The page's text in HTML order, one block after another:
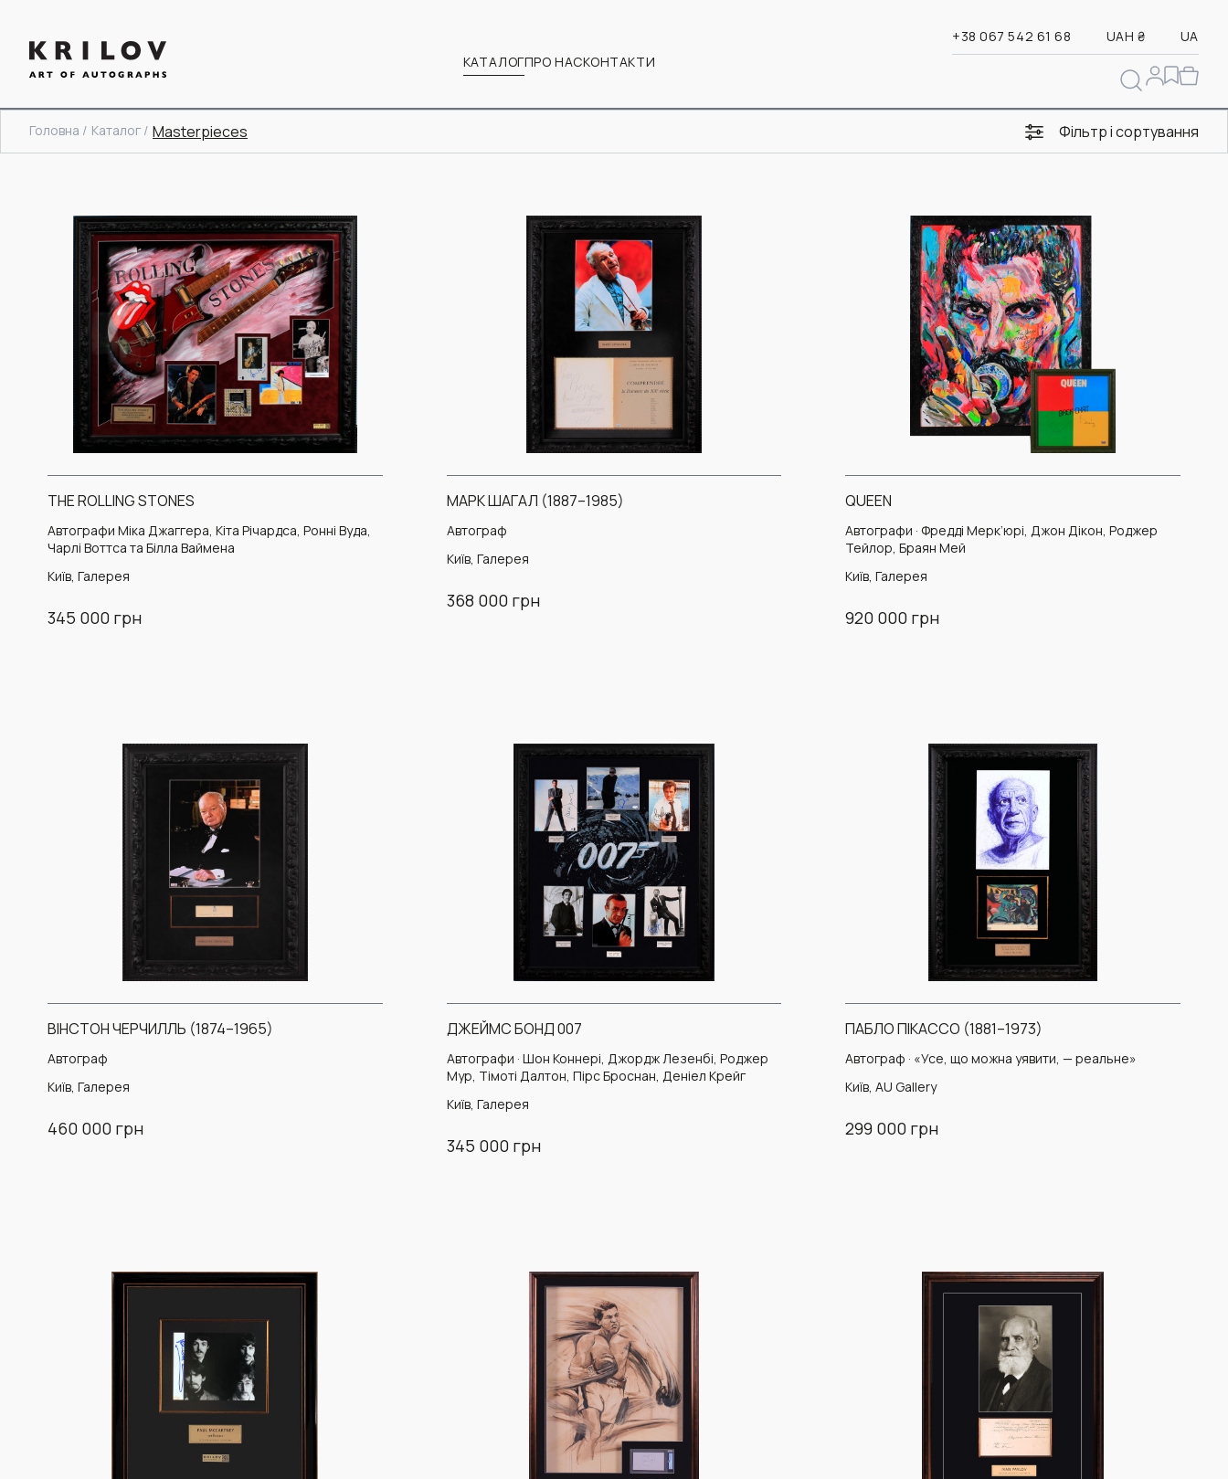
КАТАЛОГПРО НАСКОНТАКТИ
+38 067 542 61 68 UAH ₴ UA
Головна / Каталог / Masterpieces Фільтр і сортування
THE ROLLING STONES
Автографи Міка Джаггера, Кіта Річардса, Ронні Вуда,
Чарлі Воттса та Білла Ваймена
Київ, Галерея
345 000 грн
МАРК ШАГАЛ (1887–1985)
Автограф
Київ, Галерея
368 000 грн
QUEEN
Автографи · Фредді Мерк’юрі, Джон Дікон, Роджер
Тейлор, Браян Мей
Київ, Галерея
920 000 грн
ВІНСТОН ЧЕРЧИЛЛЬ (1874–1965)
Автограф
Київ, Галерея
460 000 грн
ДЖЕЙМС БОНД 007
Автографи · Шон Коннері, Джордж Лезенбі, Роджер
Мур, Тімоті Далтон, Пірс Броснан, Деніел Крейг
Київ, Галерея
345 000 грн
ПАБЛО ПІКАССО (1881–1973)
Автограф · «Усе, що можна уявити, — реальне»
Київ, AU Gallery
299 000 грн